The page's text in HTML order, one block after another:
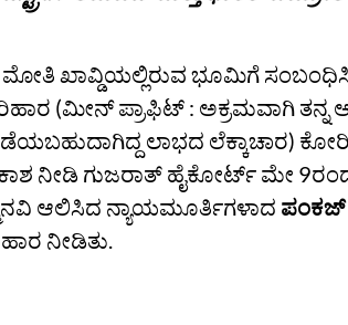
ಖಾವ್ಡಿಯಲ್ಲಿರುವ ಭೂಮಿಗೆ
(ಮೀನ್‌ ಪ್ರಾಫಿಟ್‌ : ಅಕ್ರಮವಾಗಿ ತನ್ನ
ಲಾಭದ ಲೆಕ್ಕಾಚಾರ) ಕೋರಿ
ನೀಡಿ ಗುಜರಾತ್ ಹೈಕೋರ್ಟ್‌ ಮೇ
ಆಲಿಸಿದ ನ್ಯಾಯಮೂರ್ತಿಗಳಾದ ಪಂಕಜ್
ನೀಡಿತು.